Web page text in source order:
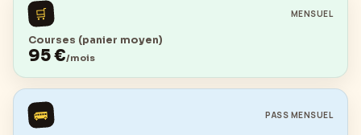
🛒 MENSUEL
Courses (panier moyen)
95€/mois
🚌 PASS MENSUEL